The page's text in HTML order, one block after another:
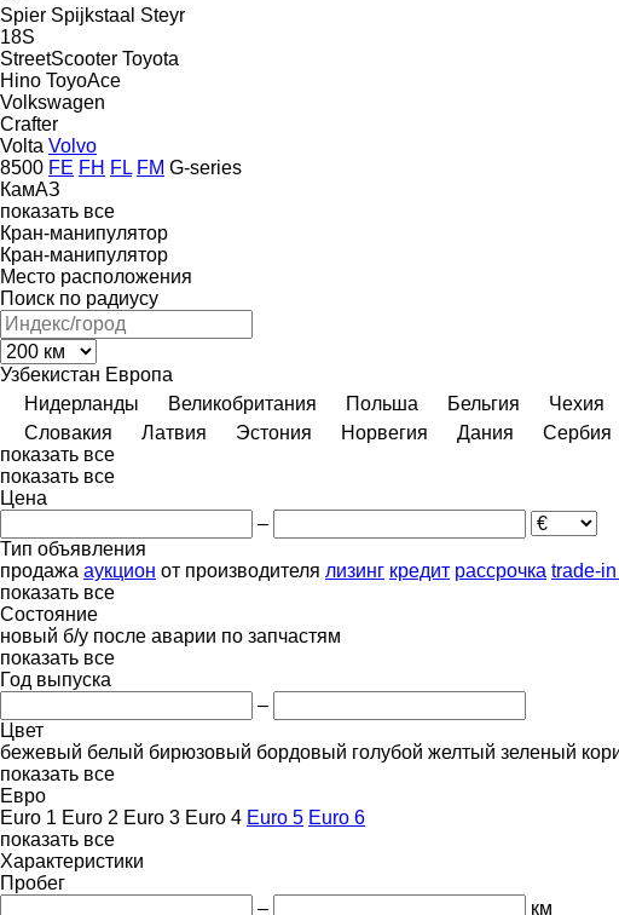
Spier Spijkstaal Steyr
18S
StreetScooter Toyota
Hino ToyoAce
Volkswagen
Crafter
Volta Volvo
8500 FE FH FL FM G-series
КамАЗ
показать все
Кран-манипулятор
Кран-манипулятор
Место расположения
Поиск по радиусу
Узбекистан Европа
Нидерланды
Великобритания Польша Бельгия Чехия
Словакия
Латвия Эстония Норвегия Дания
Сербия
показать все
показать все
Цена
–
Тип объявления
продажа аукцион от производителя лизинг кредит рассрочка trade-
показать все
Состояние
новый б/у после аварии по запчастям
показать все
Год выпуска
–
Цвет
бежевый белый бирюзовый бордовый голубой желтый зеленый
показать все
Евро
Euro 1 Euro 2 Euro 3 Euro 4 Euro 5 Euro 6
показать все
Характеристики
Пробег
–
км